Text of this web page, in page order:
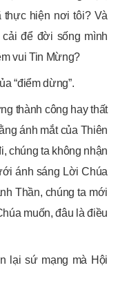
thực hiện nơi tôi? Và
để đời sống mình
vui Tin Mừng?
“điểm dừng”.
thành công hay thất
ánh mắt của Thiên
chúng ta không nhận
ánh sáng Lời Chúa
Thần, chúng ta mới
muốn, đâu là điều
lại sứ mạng mà Hội